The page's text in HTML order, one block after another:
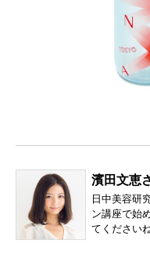
濱田文恵
日中美容研
ン講座で始
てください